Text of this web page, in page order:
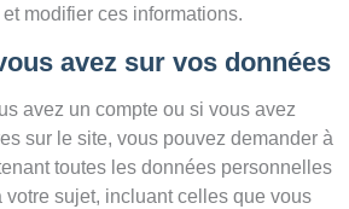
modifier ces informations.
avez sur vos données
avez un compte ou si vous avez
sur le site, vous pouvez demander à
toutes les données personnelles
sujet, incluant celles que vous